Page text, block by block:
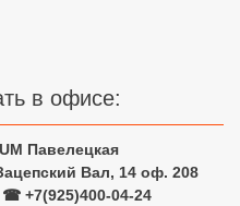
в офисе:
Павелецкая
Вал, 14 оф. 208
☎ +7(925)400-04-24